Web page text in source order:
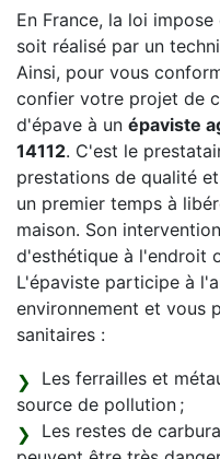
En France, la loi
soit réalisé par un
Ainsi, pour vous
confier votre projet de
d'épave à un épaviste
14112. C'est le
prestations de qualité
un premier temps à
maison. Son
d'esthétique à l'endroit
L'épaviste participe à
environnement et vous
sanitaires :
Les ferrailles et
source de pollution ;
Les restes de